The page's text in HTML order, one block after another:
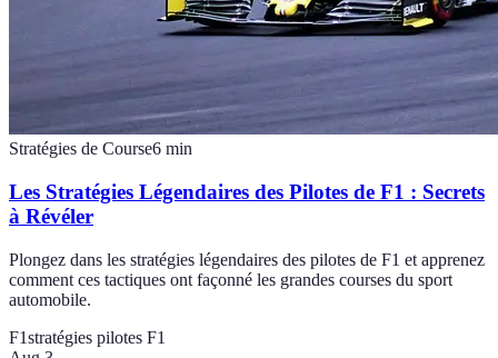
Stratégies de Course6 min
Les Stratégies Légendaires des Pilotes de F1 : Secrets
à Révéler
Plongez dans les stratégies légendaires des pilotes de F1 et apprenez
comment ces tactiques ont façonné les grandes courses du sport
automobile.
F1stratégies pilotes F1